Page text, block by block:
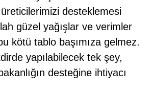
üreticilerimizi desteklemesi
güzel yağışlar ve verimler
kötü tablo başımıza gelmez.
yapılabilecek tek şey,
desteğine ihtiyacı